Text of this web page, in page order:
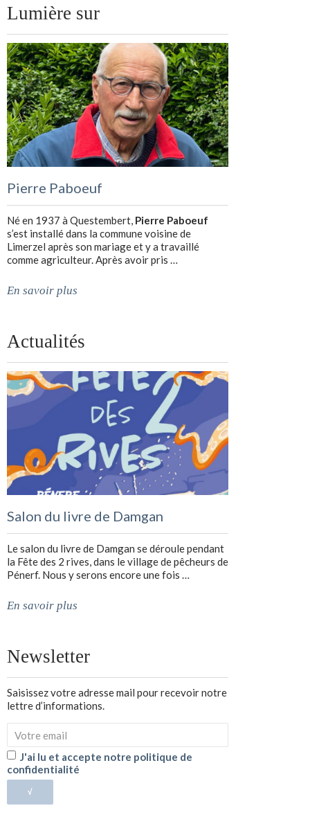
Lumière sur
Pierre Paboeuf
Né en 1937 à Questembert, Pierre Paboeuf
s’est installé dans la commune voisine de
Limerzel après son mariage et y a travaillé
comme agriculteur. Après avoir pris …
En savoir plus
Actualités
Salon du livre de Damgan
Le salon du livre de Damgan se déroule pendant
la Fête des 2 rives, dans le village de pêcheurs de
Pénerf. Nous y serons encore une fois …
En savoir plus
Newsletter
Saisissez votre adresse mail pour recevoir notre
lettre d’informations.
J'ai lu et accepte notre politique de
confidentialité
√